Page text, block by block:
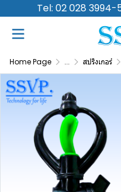
Tel: 02 028 3994-
Home Page ... สปริงเกอร์